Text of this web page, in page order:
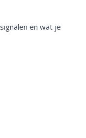
en wat je